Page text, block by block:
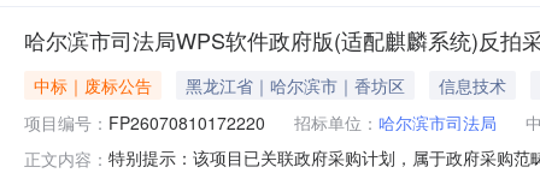
哈尔滨市司法局WPS软件政府版(适配麒麟系统)反拍
中标｜废标公告 黑龙江省｜哈尔滨市｜香坊区
信息技术
项目编号： FP26070810172220 招标单位： 哈尔滨市司法局
正文内容： 特别提示：该项目已关联政府采购计划，属于政府采购